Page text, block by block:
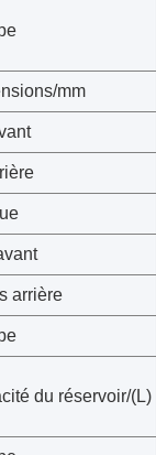
mm
arrière
du réservoir/(L)